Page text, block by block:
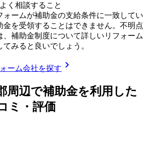
く相談すること
ォームが補助金の支給条件に一致してい
金を受領することはできません。不明点
、補助金制度について詳しいリフォーム
みると良いでしょう。
ーム会社を探す chevron_right
周辺で補助金を利用した
ミ・評価